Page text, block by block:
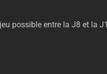
possible entre la J8 et la